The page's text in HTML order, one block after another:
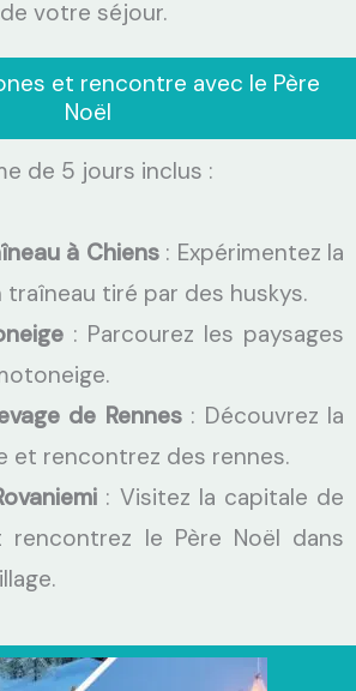
votre séjour.
et rencontre avec le Père
Noël
de 5 jours inclus :
à Chiens: Expérimentez la
traîneau tiré par des huskys.
: Parcourez les paysages
de Rennes: Découvrez la
et rencontrez des rennes.
: Visitez la capitale de
rencontrez le Père Noël dans